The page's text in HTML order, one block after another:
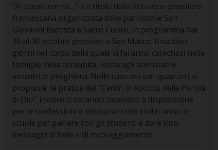
“Al passo con te…” è il titolo della Missione popolare
francescana organizzata dalle parrocchie San
Giovanni Battista e Sacro Cuore, in programma dal
20 al 30 ottobre prossimi a San Marco. Una dieci
giorni nel corso della quale si faranno catechesi nelle
famiglie della comunità, visita agli ammalati e
incontri di preghiera. Nelle case dei vari quartieri si
proporrà la pratica dei “Centri di Ascolto della Parola
di Dio”. Inoltre ci saranno sacerdoti a disposizione
per le confessioni e missionari che visiteranno le
scuole per parlare con gli studenti e dare loro
messaggi di fede e di incoraggiamento.